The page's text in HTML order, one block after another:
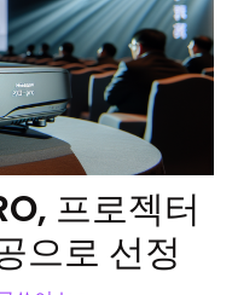
프로젝터
으로 선정